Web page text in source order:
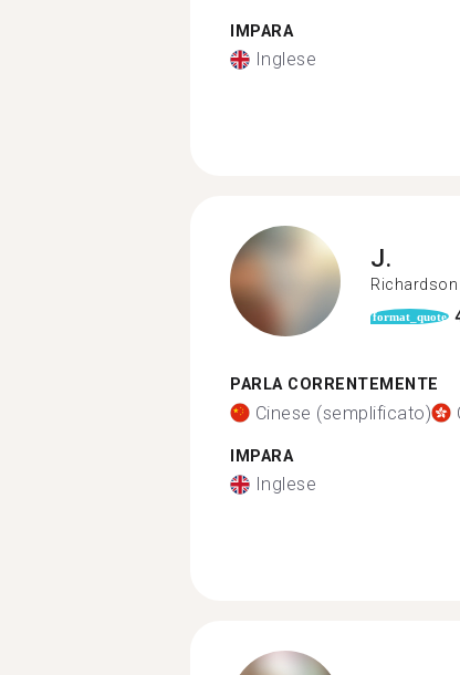
IMPARA
Inglese
J.
Richardson
format_quote
PARLA CORRENTEMENTE
Cinese (semplificato)
IMPARA
Inglese